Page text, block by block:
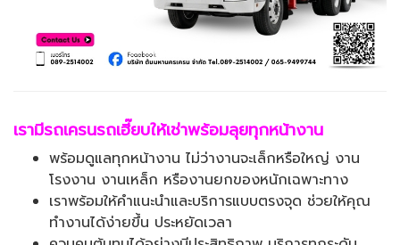
เรามีรถเครนรถเฮี๊ยบให้เช่าพร้อมลุยทุกหน้างาน
พร้อมดูแลทุกหน้างาน ไม่ว่างานจะเล็กหรือใหญ่ งาน
โรงงาน งานเหล็ก หรืองานยกของหนักเฉพาะทาง
เราพร้อมให้คำแนะนำและบริการแบบตรงจุด ช่วยให้คุณ
ทำงานได้ง่ายขึ้น ประหยัดเวลา